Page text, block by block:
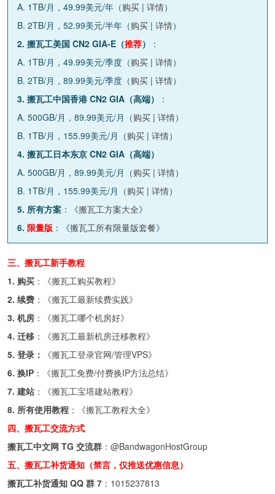
A. 1TB/月，49.99美元/年（购买 | 详情）
B. 2TB/月，52.99美元/半年（购买 | 详情）
2. 搬瓦工美国 CN2 GIA-E（推荐）
：
A. 1TB/月，49.99美元/季度（购买 | 详情）
B. 2TB/月，89.99美元/季度（购买 | 详情）
3. 搬瓦工中国香港 CN2 GIA（高端）
：
A. 500GB/月，89.99美元/月（购买 | 详情）
B. 1TB/月，155.99美元/月（购买 | 详情）
4. 搬瓦工日本东京 CN2 GIA（高端）
A. 500GB/月，89.99美元/月（购买 | 详情）
B. 1TB/月，155.99美元/月（购买 | 详情）
5. 所有方案 ：《搬瓦工方案大全》
6. 限量版 ：《搬瓦工所有限量版套餐》
三、搬瓦工新手教程
1. 购买 ：《搬瓦工购买教程》
2. 续费 ：《搬瓦工最新续费实践》
3. 机房 ：《搬瓦工哪个机房好》
4. 迁移 ：《搬瓦工最新机房迁移教程》
5. 登录：
《搬瓦工登录官网/管理VPS》
6. 换IP ：《搬瓦工免费/付费换IP方法总结》
7. 建站 ：《搬瓦工宝塔建站教程》
8. 所有使用教程 ：《搬瓦工教程大全》
四、搬瓦工交流方式
搬瓦工中文网 TG 交流群 ： @BandwagonHostGroup
五、搬瓦工补货通知（禁言，仅推送优惠信息）
搬瓦工补货通知 QQ 群 7 ： 1015237813